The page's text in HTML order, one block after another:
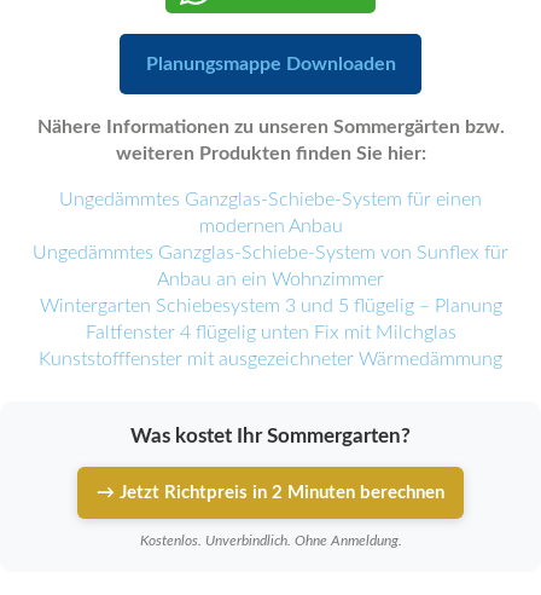
Planungsmappe Downloaden
Nähere Informationen zu unseren Sommergärten bzw.
weiteren Produkten finden Sie hier:
Ungedämmtes Ganzglas-Schiebe-System für einen
modernen Anbau
Ungedämmtes Ganzglas-Schiebe-System von Sunflex für
Anbau an ein Wohnzimmer
Wintergarten Schiebesystem 3 und 5 flügelig – Planung
Faltfenster 4 flügelig unten Fix mit Milchglas
Kunststofffenster mit ausgezeichneter Wärmedämmung
Was kostet Ihr Sommergarten?
→ Jetzt Richtpreis in 2 Minuten berechnen
Kostenlos. Unverbindlich. Ohne Anmeldung.